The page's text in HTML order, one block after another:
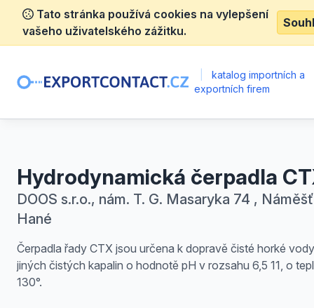
Tato stránka používá cookies na vylepšení
vašeho uživatelského zážitku.
katalog importních a
exportních firem
Hydrodynamická čerpadla
DOOS s.r.o., nám. T. G. Masaryka 74 ,
Hané
Čerpadla řady CTX jsou určena k dopravě čisté horké
jiných čistých kapalin o hodnotě pH v rozsahu 6,5 11, o
130°.